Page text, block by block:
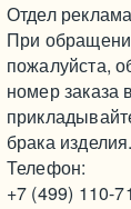
Отдел
При
пожалуйста,
номер заказа
брака изделия.
Телефон:
+7 (499) 110-